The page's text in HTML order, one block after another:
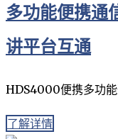
多功能便携通
讲平台互通
HDS4000便携多功
了解详情